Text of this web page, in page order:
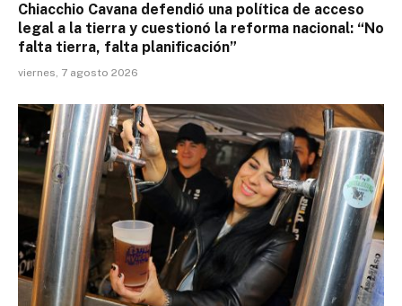
Chiacchio Cavana defendió una política de acceso
legal a la tierra y cuestionó la reforma nacional: “No
falta tierra, falta planificación”
viernes, 7 agosto 2026